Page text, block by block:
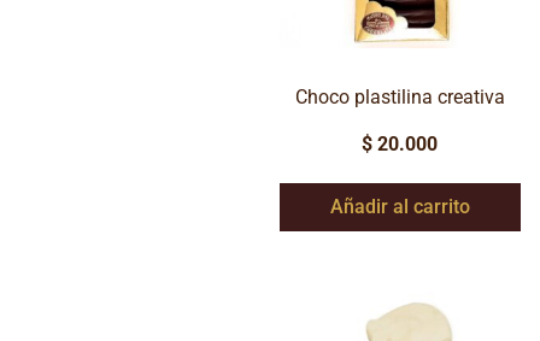
Choco plastilina creativa
$ 20.000
Añadir al carrito